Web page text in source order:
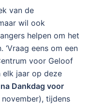
van de
wil ook
helpen om het
eens om een
voor Geloof
elk jaar op deze
Dankdag voor
tijdens